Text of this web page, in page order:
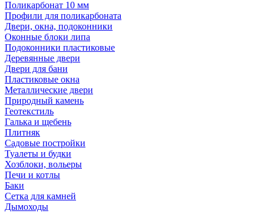
Поликарбонат 10 мм
Профили для поликарбоната
Двери, окна, подоконники
Оконные блоки липа
Подоконники пластиковые
Деревянные двери
Двери для бани
Пластиковые окна
Металлические двери
Природный камень
Геотекстиль
Галька и щебень
Плитняк
Садовые постройки
Туалеты и будки
Хозблоки, вольеры
Печи и котлы
Баки
Сетка для камней
Дымоходы